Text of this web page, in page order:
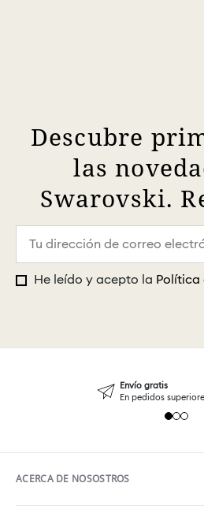
Descubre
las
Swarovski.
He leído y acepto la
Envío gratis
En pedidos
ACERCA DE NOSOSTROS